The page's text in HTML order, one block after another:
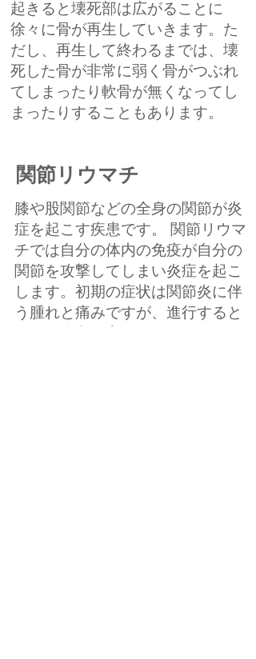
起きると壊死部は広がることに
徐々に骨が再生していきます。た
だし、再生して終わるまでは、壊
死した骨が非常に弱く骨がつぶれ
てしまったり軟骨が無くなってし
まったりすることもあります。
関節リウマチ
膝や股関節などの全身の関節が炎
症を起こす疾患です。 関節リウマ
チでは自分の体内の免疫が自分の
関節を攻撃してしまい炎症を起こ
します。初期の症状は関節炎に伴
う腫れと痛みですが、進行すると